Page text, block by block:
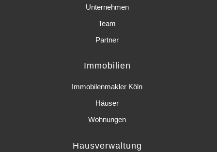
Hausverwaltung
Immobilien
Immobilenmakler Köln
Häuser
Wohnungen
Unternehmen
Team
Partner